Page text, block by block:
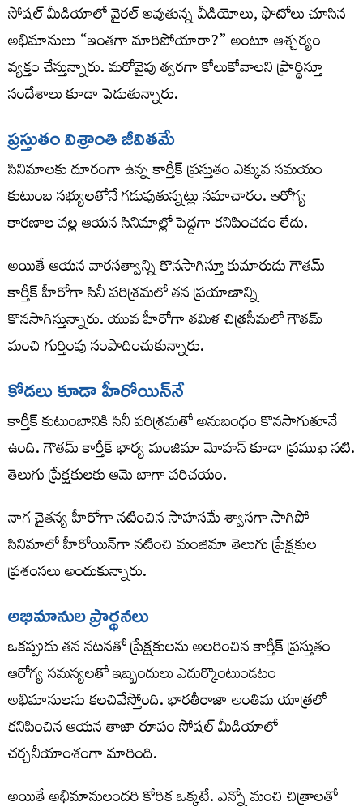
సోషల్ మీడియాలో వైరల్ అవుతున్న వీడియోలు, ఫొటోలు చూసిన
అభిమానులు “ఇంతగా మారిపోయారా?” అంటూ ఆశ్చర్యం
వ్యక్తం చేస్తున్నారు. మరోవైపు త్వరగా కోలుకోవాలని ప్రార్థిస్తూ
సందేశాలు కూడా పెడుతున్నారు.
ప్రస్తుతం విశ్రాంతి జీవితమే
సినిమాలకు దూరంగా ఉన్న కార్తీక్ ప్రస్తుతం ఎక్కువ సమయం
కుటుంబ సభ్యులతోనే గడుపుతున్నట్లు సమాచారం. ఆరోగ్య
కారణాల వల్ల ఆయన సినిమాల్లో పెద్దగా కనిపించడం లేదు.
అయితే ఆయన వారసత్వాన్ని కొనసాగిస్తూ కుమారుడు గౌతమ్
కార్తీక్ హీరోగా సినీ పరిశ్రమలో తన ప్రయాణాన్ని
కొనసాగిస్తున్నారు. యువ హీరోగా తమిళ చిత్రసీమలో గౌతమ్
మంచి గుర్తింపు సంపాదించుకున్నారు.
కోడలు కూడా హీరోయిన్‌నే
కార్తీక్ కుటుంబానికి సినీ పరిశ్రమతో అనుబంధం కొనసాగుతూనే
ఉంది. గౌతమ్ కార్తీక్ భార్య మంజిమా మోహన్ కూడా ప్రముఖ నటి.
తెలుగు ప్రేక్షకులకు ఆమె బాగా పరిచయం.
నాగ చైతన్య హీరోగా నటించిన సాహసమే శ్వాసగా సాగిపో
సినిమాలో హీరోయిన్‌గా నటించి మంజిమా తెలుగు ప్రేక్షకుల
ప్రశంసలు అందుకున్నారు.
అభిమానుల ప్రార్థనలు
ఒకప్పుడు తన నటనతో ప్రేక్షకులను అలరించిన కార్తీక్ ప్రస్తుతం
ఆరోగ్య సమస్యలతో ఇబ్బందులు ఎదుర్కొంటుండటం
అభిమానులను కలచివేస్తోంది. భారతీరాజా అంతిమ యాత్రలో
కనిపించిన ఆయన తాజా రూపం సోషల్ మీడియాలో
చర్చనీయాంశంగా మారింది.
అయితే అభిమానులందరి కోరిక ఒక్కటే. ఎన్నో మంచి చిత్రాలతో